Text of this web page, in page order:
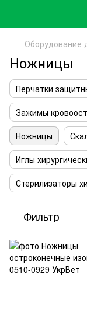
Оборудование
Ножницы
Перчатки
Зажимы
Ножницы
Иглы
Стерилизаторы
Фильтр